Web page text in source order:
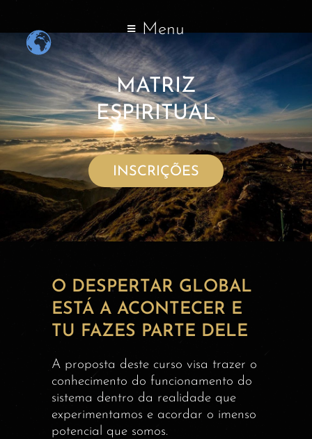
Menu
MATRIZ
ESPIRITUAL
INSCRIÇÕES
O DESPERTAR GLOBAL
ESTÁ A ACONTECER E
TU FAZES PARTE DELE
A proposta deste curso visa trazer o
conhecimento do funcionamento do
sistema dentro da realidade que
experimentamos e acordar o imenso
potencial que somos.